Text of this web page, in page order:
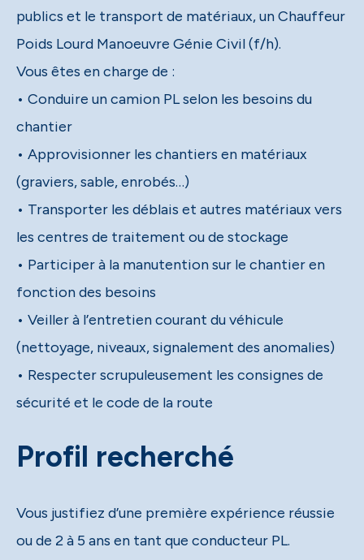
publics et le transport de matériaux, un Chauffeur
Poids Lourd Manoeuvre Génie Civil (f/h).
Vous êtes en charge de :
• Conduire un camion PL selon les besoins du
chantier
• Approvisionner les chantiers en matériaux
(graviers, sable, enrobés…)
• Transporter les déblais et autres matériaux vers
les centres de traitement ou de stockage
• Participer à la manutention sur le chantier en
fonction des besoins
• Veiller à l’entretien courant du véhicule
(nettoyage, niveaux, signalement des anomalies)
• Respecter scrupuleusement les consignes de
sécurité et le code de la route
Profil recherché
Vous justifiez d’une première expérience réussie
ou de 2 à 5 ans en tant que conducteur PL.